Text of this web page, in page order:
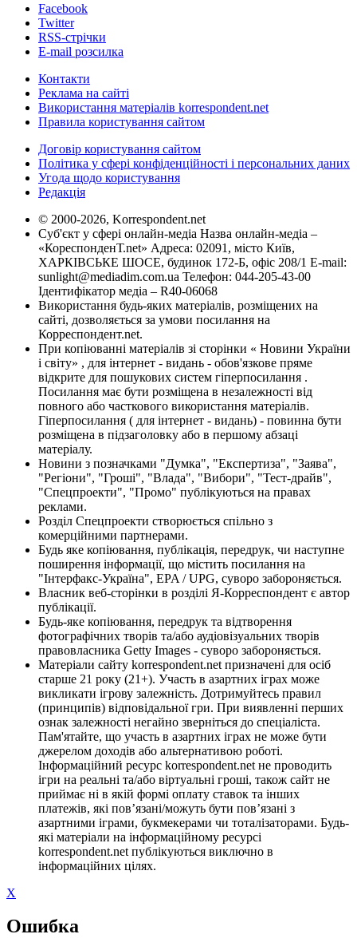
Facebook
Twitter
RSS-стрічки
E-mail розсилка
Контакти
Реклама на сайті
Використання матеріалів korrespondent.net
Правила користування сайтом
Договір користування сайтом
Політика у сфері конфіденційності і персональних даних
Угода щодо користування
Редакція
© 2000-2026, Korrespondent.net
Суб'єкт у сфері онлайн-медіа Назва онлайн-медіа –
«КореспонденТ.net» Адреса: 02091, місто Київ,
ХАРКІВСЬКЕ ШОСЕ, будинок 172-Б, офіс 208/1 E-mail:
sunlight@mediadim.com.ua Телефон: 044-205-43-00
Ідентифікатор медіа – R40-06068
Використання будь-яких матеріалів, розміщених на
сайті, дозволяється за умови посилання на
Корреспондент.net.
При копіюванні матеріалів зі сторінки « Новини України
і світу» , для інтернет - видань - обов'язкове пряме
відкрите для пошукових систем гіперпосилання .
Посилання має бути розміщена в незалежності від
повного або часткового використання матеріалів.
Гіперпосилання ( для інтернет - видань) - повинна бути
розміщена в підзаголовку або в першому абзаці
матеріалу.
Новини з позначками "Думка", "Експертиза", "Заява",
"Регіони", "Гроші", "Влада", "Вибори", "Тест-драйв",
"Спецпроекти", "Промо" публікуються на правах
реклами.
Розділ Спецпроекти створюється спільно з
комерційними партнерами.
Будь яке копіювання, публікація, передрук, чи наступне
поширення інформації, що містить посилання на
"Інтерфакс-Україна", EPA / UPG, суворо забороняється.
Власник веб-сторінки в розділі Я-Корреспондент є автор
публікації.
Будь-яке копіювання, передрук та відтворення
фотографічних творів та/або аудіовізуальних творів
правовласника Getty Images - суворо забороняється.
Матеріали сайту korrespondent.net призначені для осіб
старше 21 року (21+). Участь в азартних іграх може
викликати ігрову залежність. Дотримуйтесь правил
(принципів) відповідальної гри. При виявленні перших
ознак залежності негайно зверніться до спеціаліста.
Пам'ятайте, що участь в азартних іграх не може бути
джерелом доходів або альтернативою роботі.
Інформаційний ресурс korrespondent.net не проводить
ігри на реальні та/або віртуальні гроші, також сайт не
приймає ні в якій формі оплату ставок та інших
платежів, які пов’язані/можуть бути пов’язані з
азартними іграми, букмекерами чи тоталізаторами. Будь-
які матеріали на інформаційному ресурсі
korrespondent.net публікуються виключно в
інформаційних цілях.
X
Ошибка